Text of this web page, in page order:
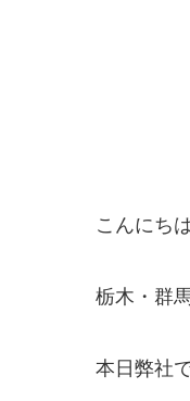
こんにち
栃木・群
本日弊社